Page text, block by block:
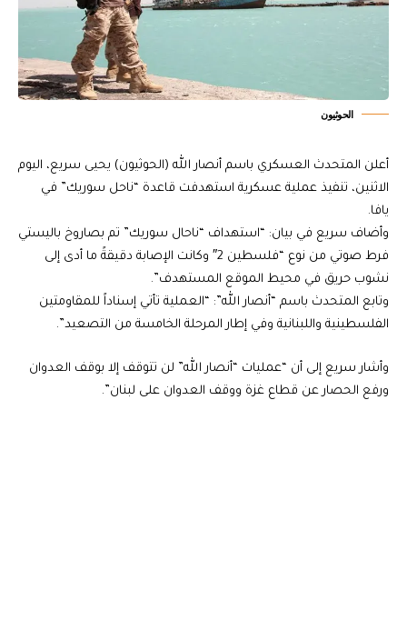
الحوثيون
أعلن المتحدث العسكري باسم أنصار الله (الحوثيون) يحيى سريع، اليوم
الاثنين، تنفيذ عملية عسكرية استهدفت قاعدة “ناحل سوريك” في
يافا.
وأضاف سريع في بيان: “استهداف “ناحال سوريك” تم بصاروخ باليستي
فرط صوتي من نوع “فلسطين 2″ وكانت الإصابة دقيقةً ما أدى إلى
نشوب حريق في محيط الموقع المستهدف”.
وتابع المتحدث باسم “أنصار الله”: “العملية تأتي إسناداً للمقاومتين
الفلسطينية واللبنانية وفي إطار المرحلة الخامسة من التصعيد”.
وأشار سريع إلى أن “عمليات “أنصار الله” لن تتوقف إلا بوقف العدوان
ورفع الحصار عن قطاع غزة ووقف العدوان على لبنان”.